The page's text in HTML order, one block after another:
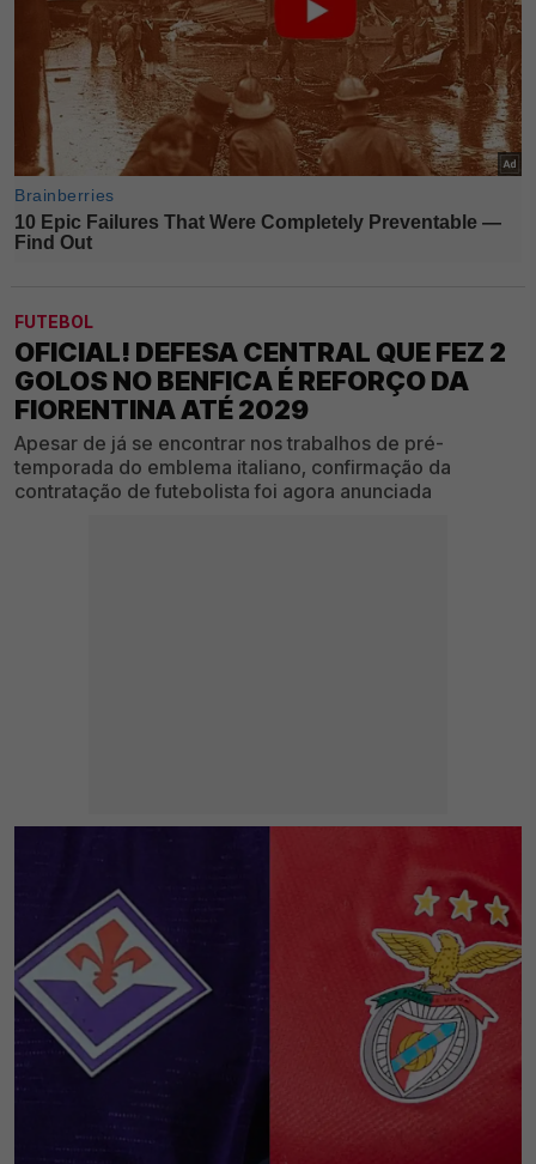
FUTEBOL
OFICIAL! DEFESA CENTRAL QUE FEZ 2
GOLOS NO BENFICA É REFORÇO DA
FIORENTINA ATÉ 2029
Apesar de já se encontrar nos trabalhos de pré-
temporada do emblema italiano, confirmação da
contratação de futebolista foi agora anunciada